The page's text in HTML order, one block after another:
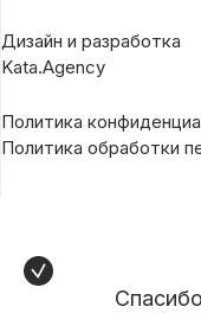
Дизайн и разработка
Kata.Agency
Политика
Политика обработки